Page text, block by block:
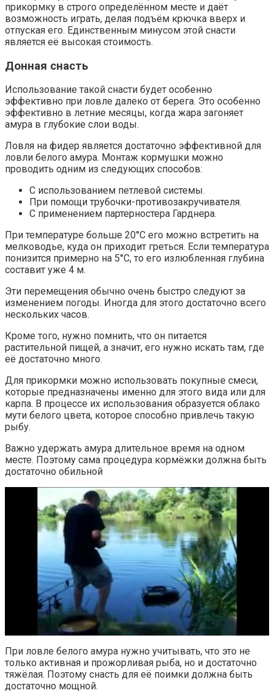
прикормку в строго определённом месте и даёт
возможность играть, делая подъём крючка вверх и
отпуская его. Единственным минусом этой снасти
является её высокая стоимость.
Донная снасть
Использование такой снасти будет особенно
эффективно при ловле далеко от берега. Это особенно
эффективно в летние месяцы, когда жара загоняет
амура в глубокие слои воды.
Ловля на фидер является достаточно эффективной для
ловли белого амура. Монтаж кормушки можно
проводить одним из следующих способов:
С использованием петлевой системы.
При помощи трубочки-противозакручивателя.
С применением партерностера Гарднера.
При температуре больше 20°C его можно встретить на
мелководье, куда он приходит греться. Если температура
понизится примерно на 5°C, то его излюбленная глубина
составит уже 4 м.
Эти перемещения обычно очень быстро следуют за
изменением погоды. Иногда для этого достаточно всего
нескольких часов.
Кроме того, нужно помнить, что он питается
растительной пищей, а значит, его нужно искать там, где
её достаточно много.
Для прикормки можно использовать покупные смеси,
которые предназначены именно для этого вида или для
карпа. В процессе их использования образуется облако
мути белого цвета, которое способно привлечь такую
рыбу.
Важно удержать амура длительное время на одном
месте. Поэтому сама процедура кормёжки должна быть
достаточно обильной
При ловле белого амура нужно учитывать, что это не
только активная и прожорливая рыба, но и достаточно
тяжёлая. Поэтому снасть для её поимки должна быть
достаточно мощной.